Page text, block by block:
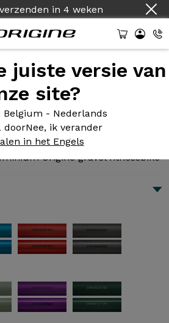
in 4 weken
juiste versie van
site?
Belgium - Nederlands
doorNee, ik verander
in het Engels
Presentatie Technologie
Origine gravel fitnessbike